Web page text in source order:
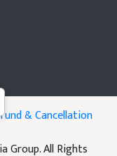
& Cancellation
Group. All Rights